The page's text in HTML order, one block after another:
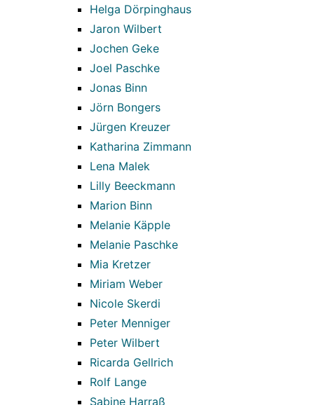
Helga Dörpinghaus
Jaron Wilbert
Jochen Geke
Joel Paschke
Jonas Binn
Jörn Bongers
Jürgen Kreuzer
Katharina Zimmann
Lena Malek
Lilly Beeckmann
Marion Binn
Melanie Käpple
Melanie Paschke
Mia Kretzer
Miriam Weber
Nicole Skerdi
Peter Menniger
Peter Wilbert
Ricarda Gellrich
Rolf Lange
Sabine Harraß